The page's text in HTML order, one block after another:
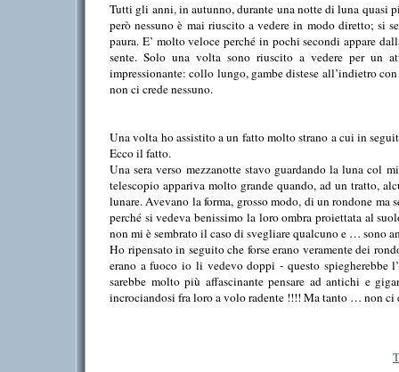
Tutti gli anni, in autunno, durante una notte di luna quasi
però nessuno è mai riuscito a vedere in modo diretto; si
paura. E’ molto veloce perché in pochi secondi appare
sente. Solo una volta sono riuscito a vedere per un
impressionante: collo lungo, gambe distese all’indietro
non ci crede nessuno.
Una volta ho assistito a un fatto molto strano a cui in
Ecco il fatto.
Una sera verso mezzanotte stavo guardando la luna col
telescopio appariva molto grande quando, ad un tratto,
lunare. Avevano la forma, grosso modo, di un rondone ma
perché si vedeva benissimo la loro ombra proiettata al
non mi è sembrato il caso di svegliare qualcuno e … sono
Ho ripensato in seguito che forse erano veramente dei
erano a fuoco io li vedevo doppi - questo spiegherebbe
sarebbe molto più affascinante pensare ad antichi e
incrociandosi fra loro a volo radente !!!! Ma tanto … non ci